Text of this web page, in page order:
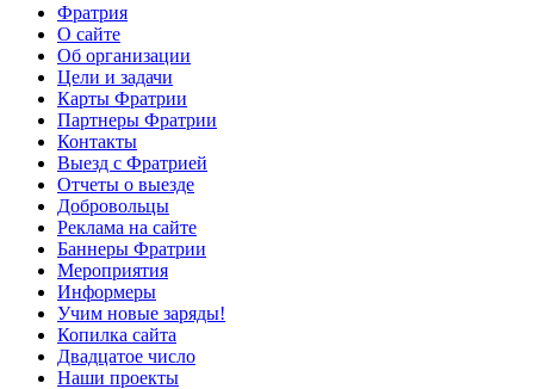
Фратрия
О сайте
Об организации
Цели и задачи
Карты Фратрии
Партнеры Фратрии
Контакты
Выезд с Фратрией
Отчеты о выезде
Добровольцы
Реклама на сайте
Баннеры Фратрии
Мероприятия
Информеры
Учим новые заряды!
Копилка сайта
Двадцатое число
Наши проекты